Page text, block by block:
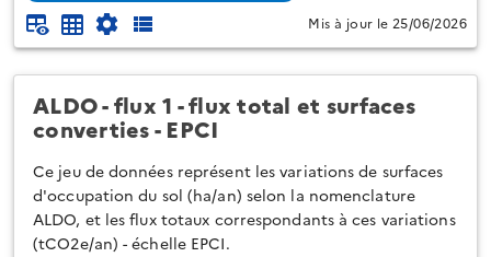
La séquestration nette de dioxyde de carbone (CO2) ou
puits net de carbone est ici l’augmentation, sur le
organique dans les sols et les forêt (y compris produits
bois). La séquestration e...
Mis à jour le 25/06/2026
ALDO - flux 1 - flux total et surfaces
converties - EPCI
Ce jeu de données représent les variations de surfaces
d'occupation du sol (ha/an) selon la nomenclature
ALDO, et les flux totaux correspondants à ces variations
(tCO2e/an) - échelle EPCI.